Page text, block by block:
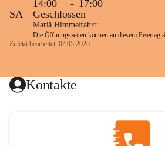
14:00
- 17:00
SA
Geschlossen
Mariä Himmelfahrt:
Die Öffnungszeiten können an diesem Feiertag
Zuletzt bearbeitet: 07.05.2026
Kontakte